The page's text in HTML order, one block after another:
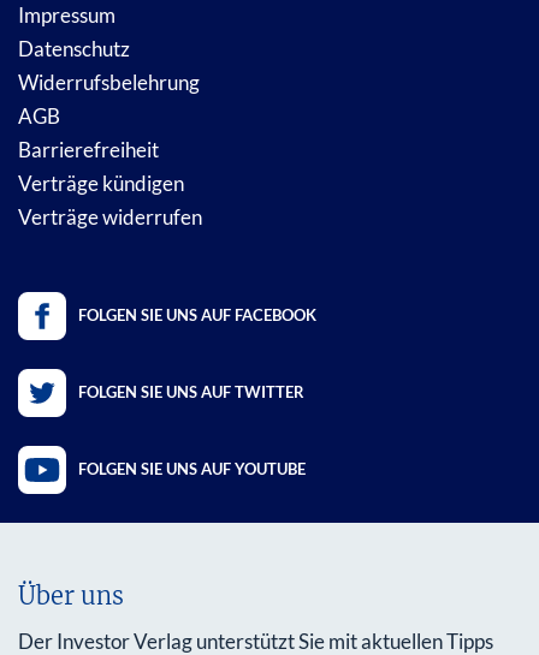
Impressum
Datenschutz
Widerrufsbelehrung
AGB
Barrierefreiheit
Verträge kündigen
Verträge widerrufen
FOLGEN SIE UNS AUF FACEBOOK
FOLGEN SIE UNS AUF TWITTER
FOLGEN SIE UNS AUF YOUTUBE
Über uns
Der Investor Verlag unterstützt Sie mit aktuellen Tipps